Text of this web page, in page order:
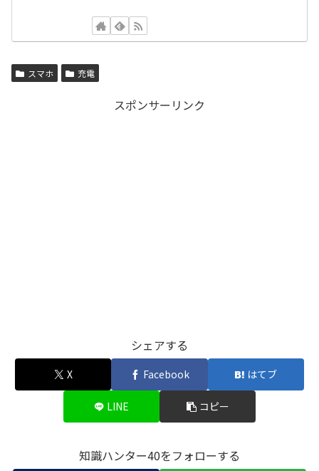
スマホ 充電
スポンサーリンク
シェアする
X Facebook はてブ
LINE コピー
知識ハンター40をフォローする